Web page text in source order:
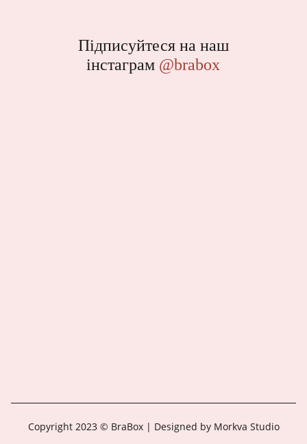
Підписуйтеся на наш
інстаграм @brabox
Copyright 2023 © BraBox | Designed by Morkva Studio